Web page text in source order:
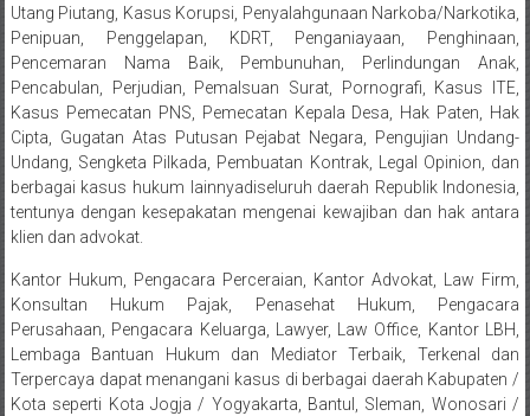
Istimewa
Yogyakarta,
Makassar,
Denpasar,
Salatiga,
Ungaran,
Pontianak,
Bandung,
Kendari,
Utang Piutang, Kasus Korupsi, Penyalahgunaan Narkoba/Narkotika,
Penipuan, Penggelapan, KDRT, Penganiayaan, Penghinaan,
Pencemaran Nama Baik, Pembunuhan, Perlindungan Anak,
Pencabulan, Perjudian, Pemalsuan Surat, Pornografi, Kasus ITE,
Kasus Pemecatan PNS, Pemecatan Kepala Desa, Hak Paten, Hak
Cipta, Gugatan Atas Putusan Pejabat Negara, Pengujian Undang-
Undang, Sengketa Pilkada, Pembuatan Kontrak, Legal Opinion, dan
berbagai kasus hukum lainnyadiseluruh daerah Republik Indonesia,
tentunya dengan kesepakatan mengenai kewajiban dan hak antara
klien dan advokat.
Kantor Hukum, Pengacara Perceraian, Kantor Advokat, Law Firm,
Konsultan Hukum Pajak, Penasehat Hukum, Pengacara
Perusahaan, Pengacara Keluarga, Lawyer, Law Office, Kantor LBH,
Lembaga Bantuan Hukum dan Mediator Terbaik, Terkenal dan
Terpercaya dapat menangani kasus di berbagai daerah Kabupaten /
Kota seperti Kota Jogja / Yogyakarta, Bantul, Sleman, Wonosari /